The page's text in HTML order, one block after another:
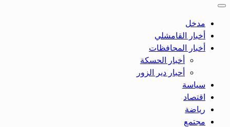
مدخل
أخبار القامشلي
أخبار المحافظات
أخبار الحسكة
أحبار دير الزور
سياسة
اقتصاد
رياضة
مجتمع